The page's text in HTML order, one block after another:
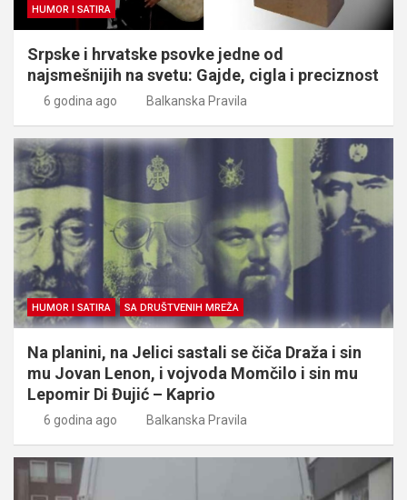
HUMOR I SATIRA
Srpske i hrvatske psovke jedne od
najsmešnijih na svetu: Gajde, cigla i preciznost
6 godina ago Balkanska Pravila
HUMOR I SATIRA SA DRUŠTVENIH MREŽA
Na planini, na Jelici sastali se čiča Draža i sin
mu Jovan Lenon, i vojvoda Momčilo i sin mu
Lepomir Di Đujić – Kaprio
6 godina ago Balkanska Pravila